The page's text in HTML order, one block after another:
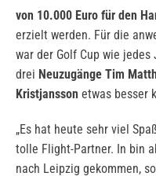
von 10.000 Euro für den
erzielt werden. Für die
war der Golf Cup wie
drei Neuzugänge Tim
Kristjansson etwas besser
„Es hat heute sehr viel
tolle Flight-Partner. In bin
nach Leipzig gekommen,